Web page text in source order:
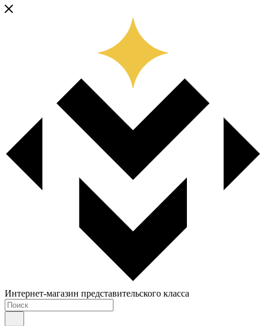
Интернет-магазин представительского класса